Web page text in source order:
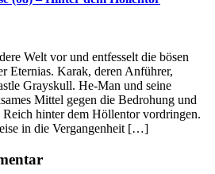
Welt vor und entfesselt die bösen
Eternias. Karak, deren Anführer,
Grayskull. He-Man und seine
Mittel gegen die Bedrohung und
Reich hinter dem Höllentor vordringen.
in die Vergangenheit […]